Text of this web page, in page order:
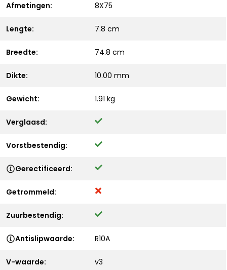
Afmetingen: 8X75
Lengte: 7.8 cm
Breedte: 74.8 cm
Dikte: 10.00 mm
Gewicht: 1.91 kg
Verglaasd:
Vorstbestendig:
Gerectificeerd:
Getrommeld:
Zuurbestendig:
Antislipwaarde: R10A
V-waarde: v3